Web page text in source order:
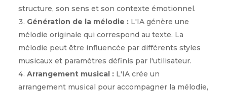
structure, son sens et son contexte émotionnel.
Génération de la mélodie :L'IA génère une
mélodie originale qui correspond au texte. La
mélodie peut être influencée par différents styles
musicaux et paramètres définis par l'utilisateur.
Arrangement musical :L'IA crée un
arrangement musical pour accompagner la mélodie,